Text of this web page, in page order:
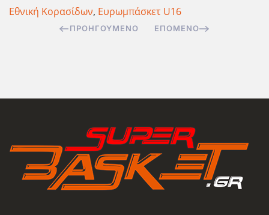
Εθνική Κορασίδων, Ευρωμπάσκετ U16
ΠΡΟΗΓΟΎΜΕΝΟ ΕΠΌΜΕΝΟ